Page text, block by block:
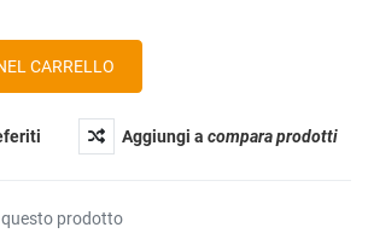
Aggiungi acompara prodotti
prodotto